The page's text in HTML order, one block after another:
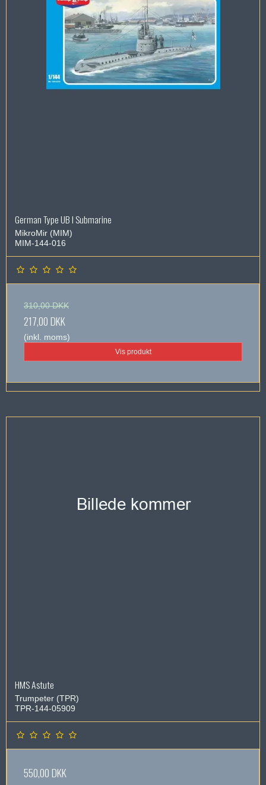
German Type UB I Submarine
MikroMir (MIM)
MIM-144-016
310,00 DKK
217,00 DKK
(inkl. moms)
Vis produkt
HMS Astute
Trumpeter (TPR)
TPR-144-05909
550,00 DKK